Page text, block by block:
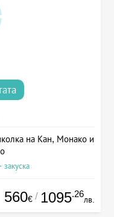
на Кан, Монако и
560€ / 1095.26
лв.